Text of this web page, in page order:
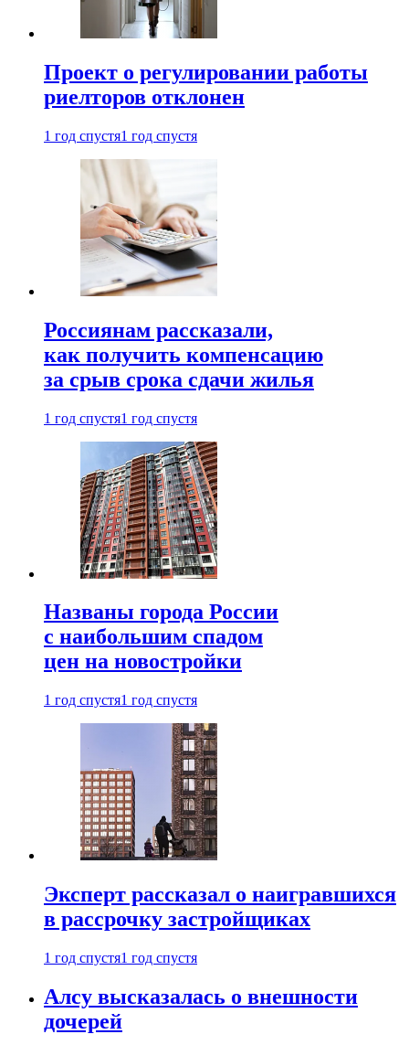
Проект о регулировании работы
риелторов отклонен
1 год спустя1 год спустя
Россиянам рассказали,
как получить компенсацию
за срыв срока сдачи жилья
1 год спустя1 год спустя
Названы города России
с наибольшим спадом
цен на новостройки
1 год спустя1 год спустя
Эксперт рассказал о наигравшихся
в рассрочку застройщиках
1 год спустя1 год спустя
Алсу высказалась о внешности
дочерей